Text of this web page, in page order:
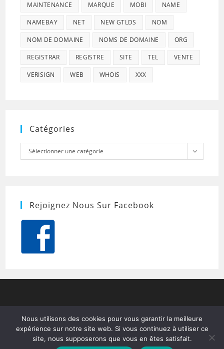
MAINTENANCE MARQUE MOBI NAME
NAMEBAY NET NEW GTLDS NOM
NOM DE DOMAINE NOMS DE DOMAINE ORG
REGISTRAR REGISTRE SITE TEL VENTE
VERISIGN WEB WHOIS XXX
Catégories
Catégories
Sélectionner une catégorie
Rejoignez Nous Sur Facebook
Nous utilisons des cookies pour vous garantir la meilleure
expérience sur notre site web. Si vous continuez à utiliser ce
site, nous supposerons que vous en êtes satisfait.